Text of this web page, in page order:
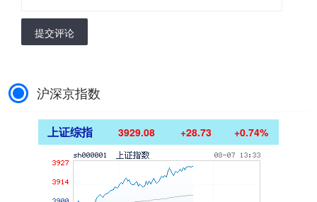
提交评论
沪深京指数
上证综指 3929.08 +28.73 +0.74%